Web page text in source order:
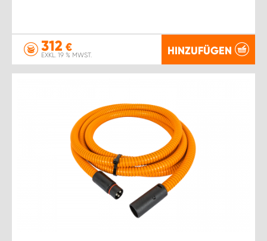
312 €
EXKL. 19 % MWST. HINZUFÜGEN